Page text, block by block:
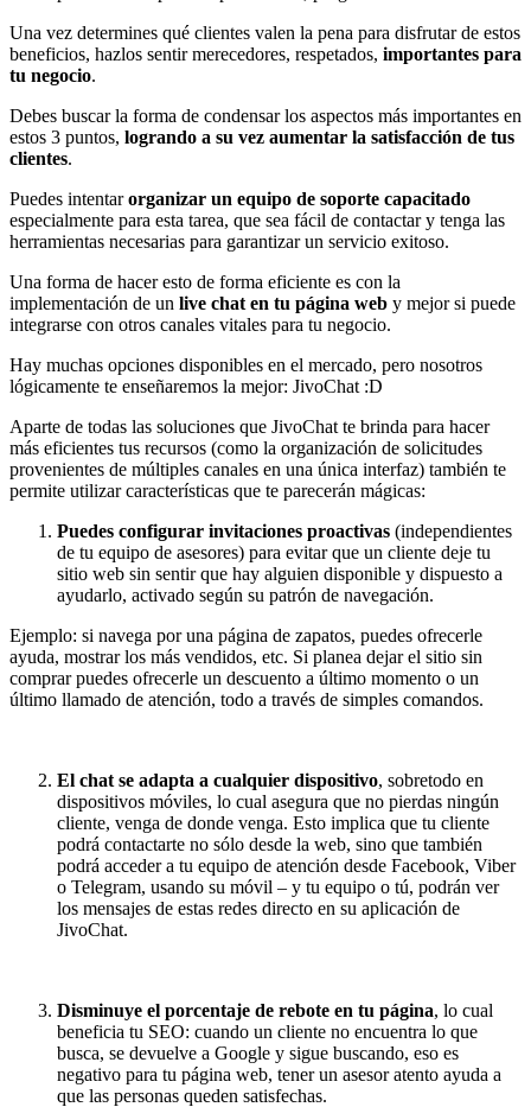
Una vez determines qué clientes valen la pena para disfrutar de estos
beneficios, hazlos sentir merecedores, respetados, importantes para
tu negocio.
Debes buscar la forma de condensar los aspectos más importantes en
estos 3 puntos, logrando a su vez aumentar la satisfacción de tus
clientes.
Puedes intentarorganizar un equipo de soporte capacitado
especialmente para esta tarea, que sea fácil de contactar y tenga las
herramientas necesarias para garantizar un servicio exitoso.
Una forma de hacer esto de forma eficiente es con la
implementación de un live chat en tu página web y mejor si puede
integrarse con otros canales vitales para tu negocio.
Hay muchas opciones disponibles en el mercado, pero nosotros
lógicamente te enseñaremos la mejor: JivoChat :D
Aparte de todas las soluciones que JivoChat te brinda para hacer
más eficientes tus recursos (como la organización de solicitudes
provenientes de múltiples canales en una única interfaz) también te
permite utilizar características que te parecerán mágicas:
Puedes configurar invitaciones proactivas (independientes
de tu equipo de asesores) para evitar que un cliente deje tu
sitio web sin sentir que hay alguien disponible y dispuesto a
ayudarlo, activado según su patrón de navegación.
Ejemplo: si navega por una página de zapatos, puedes ofrecerle
ayuda, mostrar los más vendidos, etc. Si planea dejar el sitio sin
comprar puedes ofrecerle un descuento a último momento o un
último llamado de atención, todo a través de simples comandos.
El chat se adapta a cualquier dispositivo, sobretodo en
dispositivos móviles, lo cual asegura que no pierdas ningún
cliente, venga de donde venga. Esto implica que tu cliente
podrá contactarte no sólo desde la web, sino que también
podrá acceder a tu equipo de atención desde Facebook, Viber
o Telegram, usando su móvil – y tu equipo o tú, podrán ver
los mensajes de estas redes directo en su aplicación de
JivoChat.
Disminuye el porcentaje de rebote en tu página, lo cual
beneficia tu SEO: cuando un cliente no encuentra lo que
busca, se devuelve a Google y sigue buscando, eso es
negativo para tu página web, tener un asesor atento ayuda a
que las personas queden satisfechas.